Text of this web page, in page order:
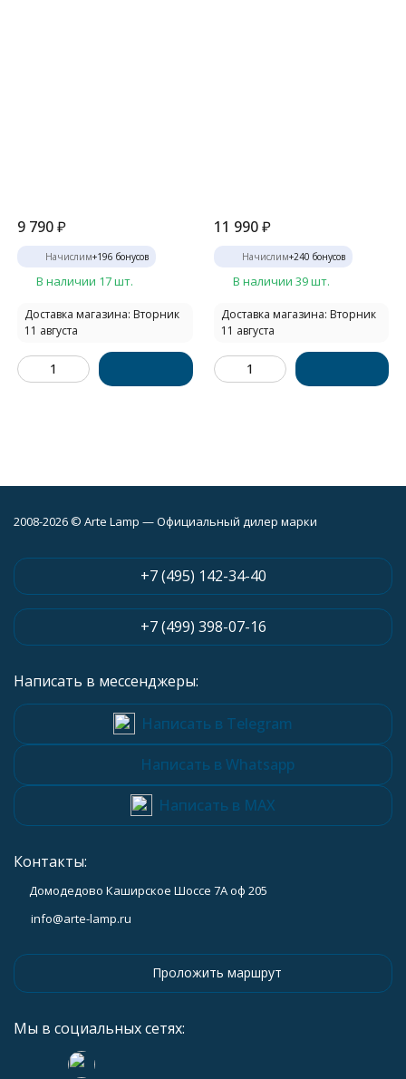
9 790₽
Начислим+196 бонусов
В наличии 17 шт.
Доставка магазина: Вторник
11 августа
11 990 ₽
Начислим+240 бонусов
В наличии 39 шт.
Доставка магазина: Вторник
11 августа
2008-2026 © Arte Lamp — Официальный дилер марки
+7 (495) 142-34-40
+7 (499) 398-07-16
Написать в мессенджеры:
Написать в Telegram
Написать в Whatsapp
Написать в MAX
Контакты:
Домодедово Каширское Шоссе 7А оф 205
info@arte-lamp.ru
Проложить маршрут
Мы в социальных сетях: